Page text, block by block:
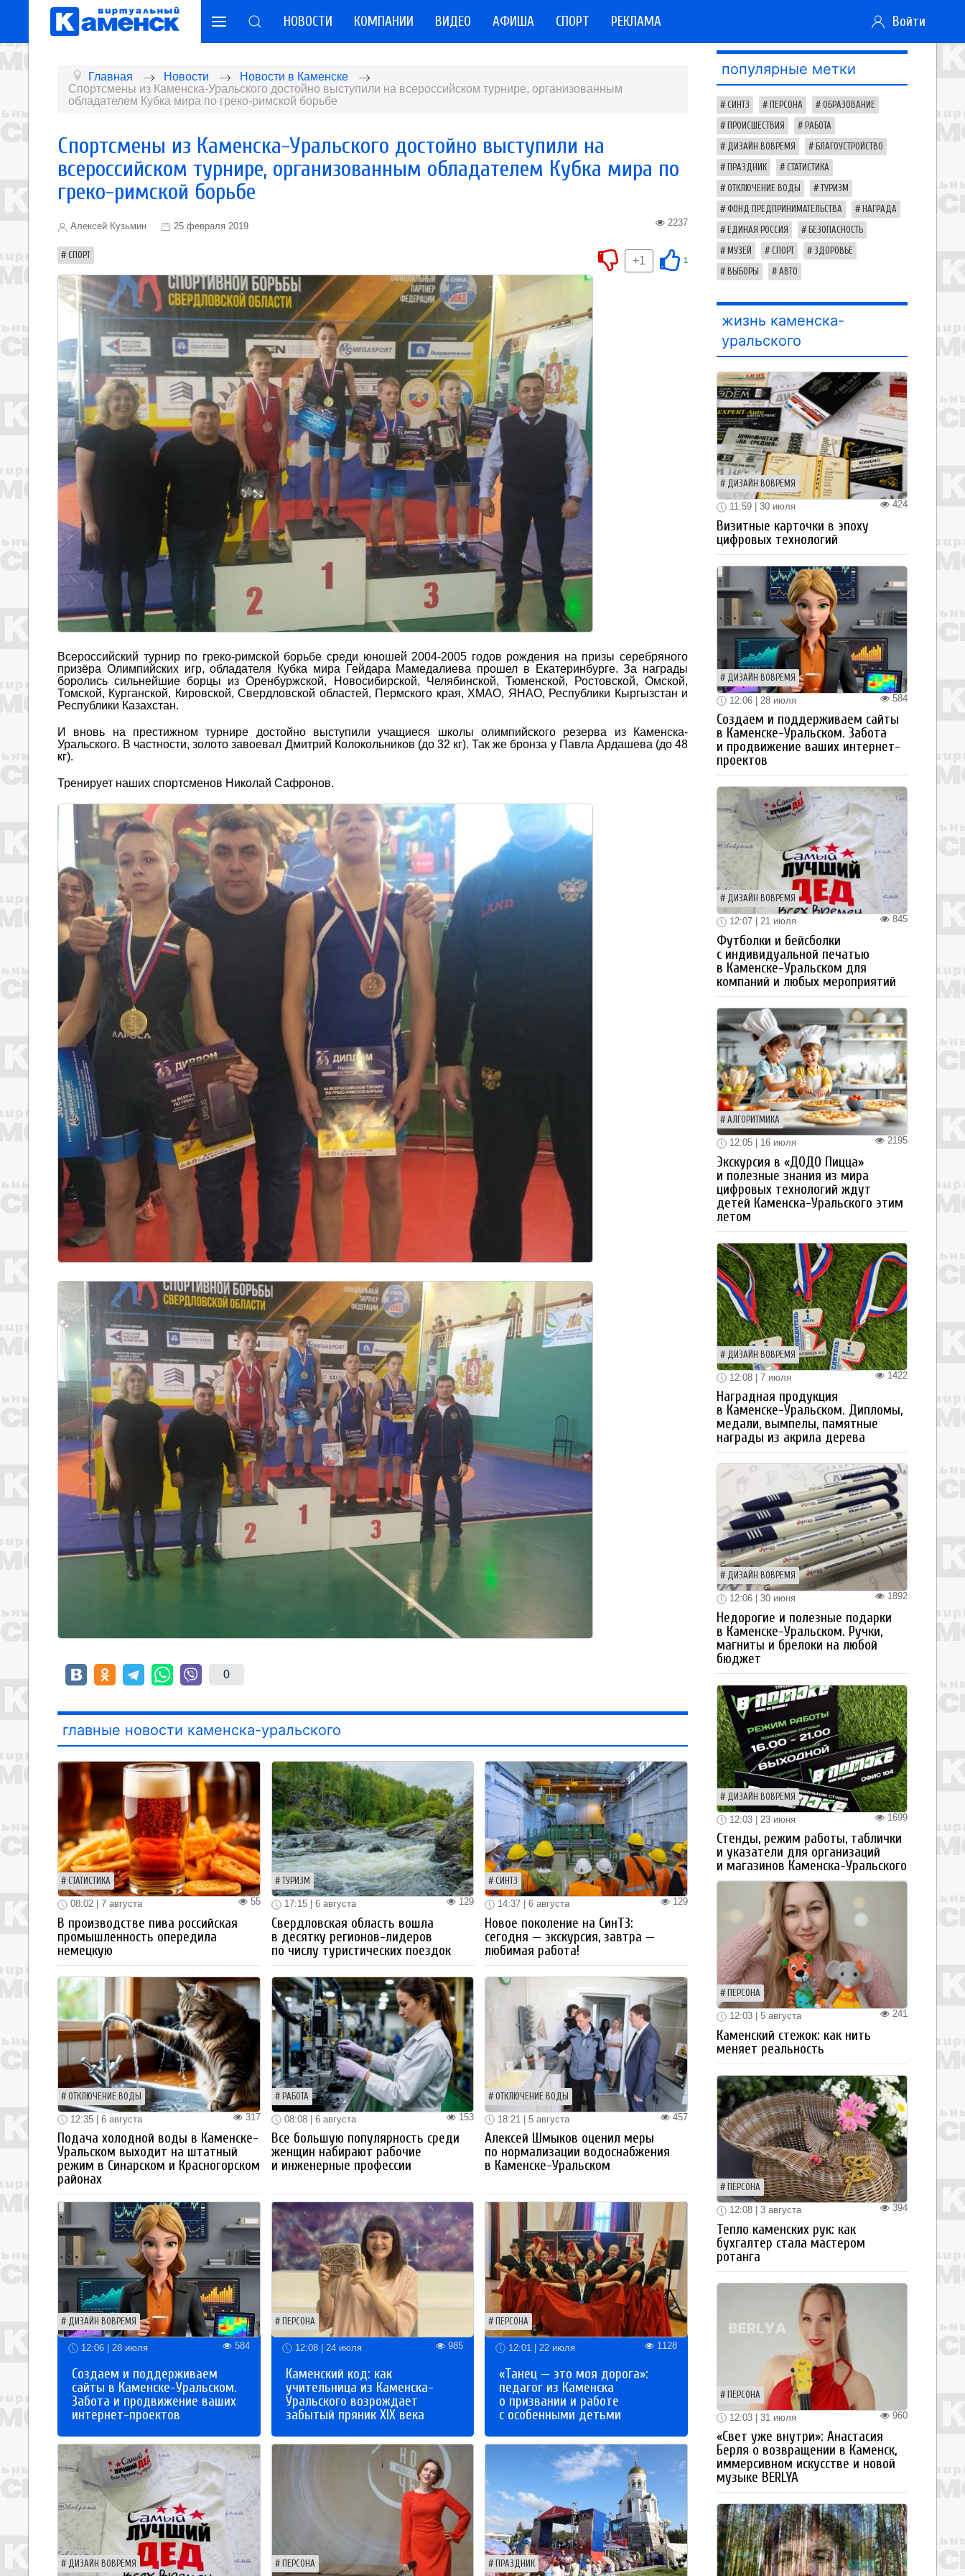
НОВОСТИ КОМПАНИИ ВИДЕО АФИША СПОРТ РЕКЛАМА Войти
Главная Новости
Новости в Каменске
Спортсмены из Каменска-Уральского достойно выступили на всероссийском турнире, организованным
обладателем Кубка мира по греко-римской борьбе
Спортсмены из Каменска-Уральского достойно выступили на
всероссийском турнире, организованным обладателем Кубка мира по
греко-римской борьбе
Алексей Кузьмин 25 февраля 2019 2237
СПОРТ 1
+1
Всероссийский турнир по греко-римской борьбе среди юношей 2004-2005 годов рождения на призы серебряного
призёра Олимпийских игр, обладателя Кубка мира Гейдара Мамедалиева прошел в Екатеринбурге. За награды
боролись сильнейшие борцы из Оренбуржской, Новосибирской, Челябинской, Тюменской, Ростовской, Омской,
Томской, Курганской, Кировской, Свердловской областей, Пермского края, ХМАО, ЯНАО, Республики Кыргызстан и
Республики Казахстан.
И вновь на престижном турнире достойно выступили учащиеся школы олимпийского резерва из Каменска-
Уральского. В частности, золото завоевал Дмитрий Колокольников (до 32 кг). Так же бронза у Павла Ардашева (до 48
кг).
Тренирует наших спортсменов Николай Сафронов.
0
главные новости каменска-уральского
СТАТИСТИКА
55
08:02 | 7 августа
В производстве пива российская
промышленность опередила
немецкую
ТУРИЗМ
129
17:15 | 6 августа
Свердловская область вошла
в десятку регионов-лидеров
по числу туристических поездок
СИНТЗ
129
14:37 | 6 августа
Новое поколение на СинТЗ:
сегодня — экскурсия, завтра —
любимая работа!
ОТКЛЮЧЕНИЕ ВОДЫ
317
12:35 | 6 августа
Подача холодной воды в Каменске-
Уральском выходит на штатный
режим в Синарском и Красногорском
районах
РАБОТА
153
08:08 | 6 августа
Все большую популярность среди
женщин набирают рабочие
и инженерные профессии
ОТКЛЮЧЕНИЕ ВОДЫ
457
18:21 | 5 августа
Алексей Шмыков оценил меры
по нормализации водоснабжения
в Каменске-Уральском
ДИЗАЙН ВОВРЕМЯ
12:06 | 28 июля 584
Создаем и поддерживаем
сайты в Каменске-Уральском.
Забота и продвижение ваших
интернет-проектов
ПЕРСОНА
12:08 | 24 июля 985
Каменский код: как
учительница из Каменска-
Уральского возрождает
забытый пряник XIX века
ПЕРСОНА
12:01 | 22 июля 1128
«Танец — это моя дорога»:
педагог из Каменска
о призвании и работе
с особенными детьми
ДИЗАЙН ВОВРЕМЯ ПЕРСОНА ПРАЗДНИК
популярные метки
СИНТЗ ПЕРСОНА ОБРАЗОВАНИЕ
ПРОИСШЕСТВИЯ РАБОТА
ДИЗАЙН ВОВРЕМЯ БЛАГОУСТРОЙСТВО
ПРАЗДНИК СТАТИСТИКА
ОТКЛЮЧЕНИЕ ВОДЫ ТУРИЗМ
ФОНД ПРЕДПРИНИМАТЕЛЬСТВА НАГРАДА
ЕДИНАЯ РОССИЯ БЕЗОПАСНОСТЬ
МУЗЕЙ СПОРТ ЗДОРОВЬЕ
ВЫБОРЫ АВТО
жизнь каменска-
уральского
ДИЗАЙН ВОВРЕМЯ
424
11:59 | 30 июля
Визитные карточки в эпоху
цифровых технологий
ДИЗАЙН ВОВРЕМЯ
584
12:06 | 28 июля
Создаем и поддерживаем сайты
в Каменске-Уральском. Забота
и продвижение ваших интернет-
проектов
ДИЗАЙН ВОВРЕМЯ
845
12:07 | 21 июля
Футболки и бейсболки
с индивидуальной печатью
в Каменске-Уральском для
компаний и любых мероприятий
АЛГОРИТМИКА
2195
12:05 | 16 июля
Экскурсия в «ДОДО Пицца»
и полезные знания из мира
цифровых технологий ждут
детей Каменска-Уральского этим
летом
ДИЗАЙН ВОВРЕМЯ
1422
12:08 | 7 июля
Наградная продукция
в Каменске-Уральском. Дипломы,
медали, вымпелы, памятные
награды из акрила дерева
ДИЗАЙН ВОВРЕМЯ
1892
12:06 | 30 июня
Недорогие и полезные подарки
в Каменске-Уральском. Ручки,
магниты и брелоки на любой
бюджет
ДИЗАЙН ВОВРЕМЯ
1699
12:03 | 23 июня
Стенды, режим работы, таблички
и указатели для организаций
и магазинов Каменска-Уральского
ПЕРСОНА
241
12:03 | 5 августа
Каменский стежок: как нить
меняет реальность
ПЕРСОНА
394
12:08 | 3 августа
Тепло каменских рук: как
бухгалтер стала мастером
ротанга
ПЕРСОНА
960
12:03 | 31 июля
«Свет уже внутри»: Анастасия
Берля о возвращении в Каменск,
иммерсивном искусстве и новой
музыке BERLYA